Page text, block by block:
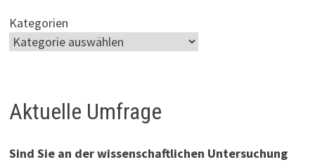
Kategorien
Aktuelle Umfrage
Sind Sie an der wissenschaftlichen Untersuchung